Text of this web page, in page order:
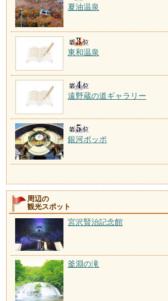
夏油温泉
東和温泉
遠野蔵の道ギャラリー
銀河ポッポ
周辺の
観光スポット
宮沢賢治記念館
釜淵の滝